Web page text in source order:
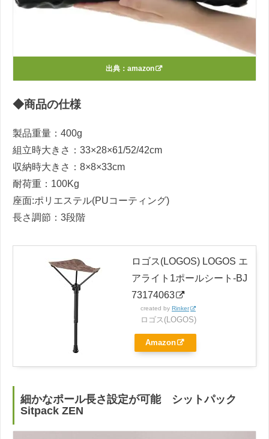
出典： amazon
◆商品の仕様
製品重量：400g
組立時大きさ：33×28×61/52/42cm
収納時大きさ：8×8×33cm
耐荷重：100Kg
座面:ポリエステル(PUコーティング)
長さ調節：3段階
ロゴス(LOGOS) LOGOS エ
アライト1ポールシート-BJ
73174063
created by Rinker
ロゴス(LOGOS)
Amazon
細かなポール長さ設定が可能 シットパック
Sitpack ZEN